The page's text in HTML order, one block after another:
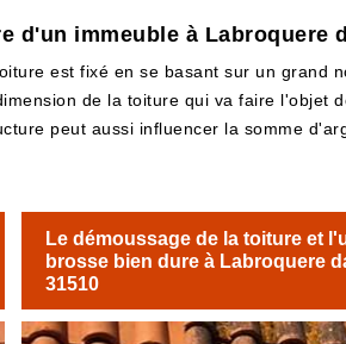
d'un immeuble à Labroquere
est fixé en se basant sur un grand
de la toiture qui va faire l'objet
peut aussi influencer la somme
Le démoussage de la toiture et
brosse bien dure à Labroquere
31510